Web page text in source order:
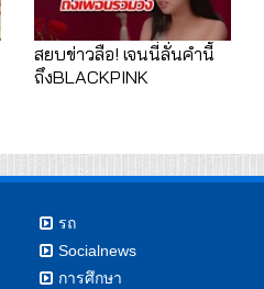
สยบข่าวลือ! เจนนี่ลั่นคำนี้
ถึงBLACKPINK
รถ
Socialnews
การศึกษา